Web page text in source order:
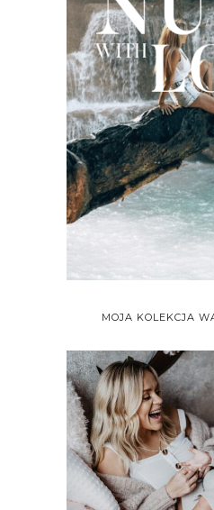
MOJA KOLEKCJA